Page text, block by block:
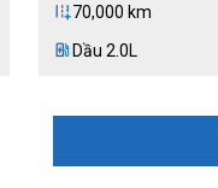
add_road 70,000 km
ev_station Dầu 2.0L